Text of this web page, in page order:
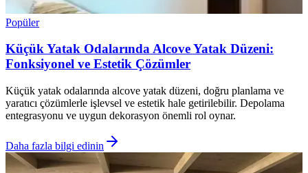
Popüler
Küçük Yatak Odalarında Alcove Yatak Düzeni:
Fonksiyonel ve Estetik Çözümler
Küçük yatak odalarında alcove yatak düzeni, doğru planlama ve
yaratıcı çözümlerle işlevsel ve estetik hale getirilebilir. Depolama
entegrasyonu ve uygun dekorasyon önemli rol oynar.
Daha fazla bilgi edinin